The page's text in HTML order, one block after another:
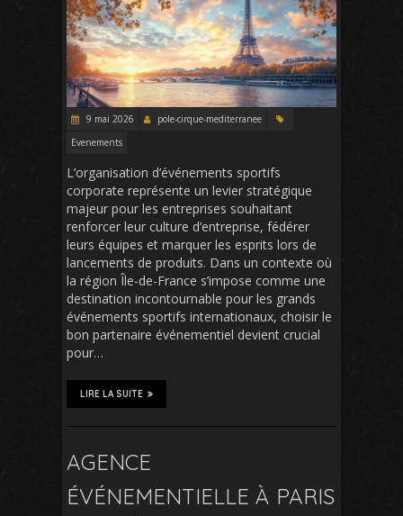
9 mai 2026
pole-cirque-mediterranee
Evenements
L’organisation d’événements sportifs
corporate représente un levier stratégique
majeur pour les entreprises souhaitant
renforcer leur culture d’entreprise, fédérer
leurs équipes et marquer les esprits lors de
lancements de produits. Dans un contexte où
la région Île-de-France s’impose comme une
destination incontournable pour les grands
événements sportifs internationaux, choisir le
bon partenaire événementiel devient crucial
pour…
LIRE LA SUITE
AGENCE
ÉVÉNEMENTIELLE À PARIS